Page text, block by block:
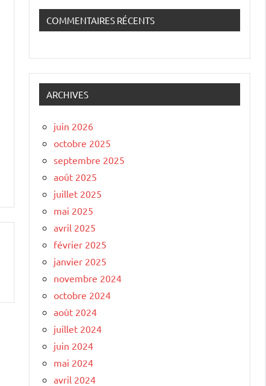
COMMENTAIRES RÉCENTS
ARCHIVES
juin 2026
octobre 2025
septembre 2025
août 2025
juillet 2025
mai 2025
avril 2025
février 2025
janvier 2025
novembre 2024
octobre 2024
août 2024
juillet 2024
juin 2024
mai 2024
avril 2024